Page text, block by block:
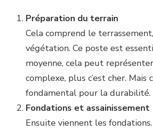
Préparation du terrain
Cela comprend le
végétation. Ce poste est
moyenne, cela peut
complexe, plus c’est cher.
fondamental pour la durabilité.
Fondations et assainissement
Ensuite viennent les